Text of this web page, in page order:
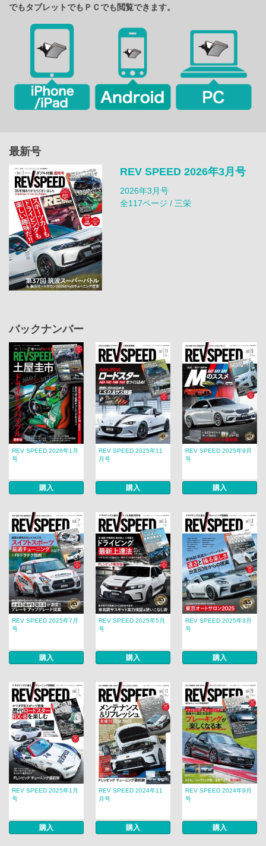
でもタブレットでもＰＣでも閲覧できます。
最新号
REV SPEED 2026年3月号
2026年3月号
全117ページ / 三栄
バックナンバー
REV SPEED 2026年1月
号
購入
REV SPEED 2025年11
月号
購入
REV SPEED 2025年9月
号
購入
REV SPEED 2025年7月
号
購入
REV SPEED 2025年5月
号
購入
REV SPEED 2025年3月
号
購入
REV SPEED 2025年1月
号
購入
REV SPEED 2024年11
月号
購入
REV SPEED 2024年9月
号
購入